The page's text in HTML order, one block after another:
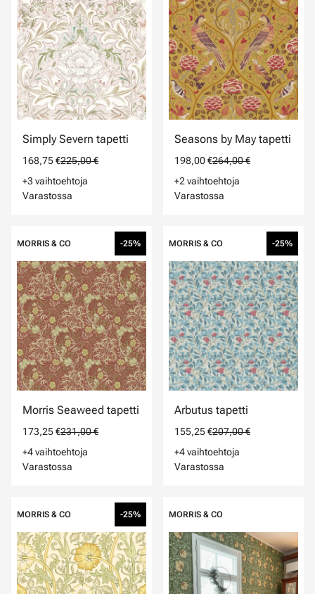
Simply Severn tapetti
168,75 €225,00 €
+3 vaihtoehtoja
Varastossa
Seasons by May tapetti
198,00 €264,00 €
+2 vaihtoehtoja
Varastossa
MORRIS & CO -25%
Morris Seaweed tapetti
173,25 €231,00 €
+4 vaihtoehtoja
Varastossa
MORRIS & CO -25%
Arbutus tapetti
155,25 €207,00 €
+4 vaihtoehtoja
Varastossa
MORRIS & CO -25% MORRIS & CO